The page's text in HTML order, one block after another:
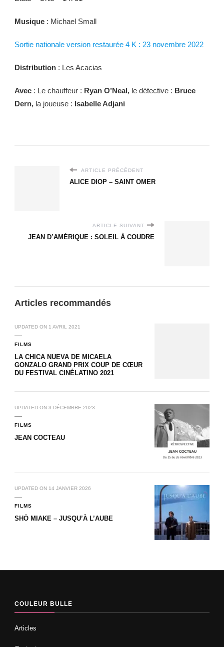
Musique : Michael Small
Sortie nationale version restaurée 4 K : 23 novembre 2022
Distribution : Les Acacias
Avec : Le chauffeur : Ryan O’Neal, le détective : Bruce
Dern, la joueuse : Isabelle Adjani
ARTICLE PRÉCÉDENT
ALICE DIOP – SAINT OMER
ARTICLE SUIVANT
JEAN D’AMÉRIQUE : SOLEIL À COUDRE
Articles recommandés
UPDATED ON 1 AVRIL 2021
FILMS
LA CHICA NUEVA DE MICAELA
GONZALO GRAND PRIX COUP DE CŒUR
DU FESTIVAL CINÉLATINO 2021
UPDATED ON 3 DÉCEMBRE 2023
FILMS
JEAN COCTEAU
UPDATED ON 14 JANVIER 2026
FILMS
SHŌ MIAKE – JUSQU’À L’AUBE
COULEUR BULLE
Articles